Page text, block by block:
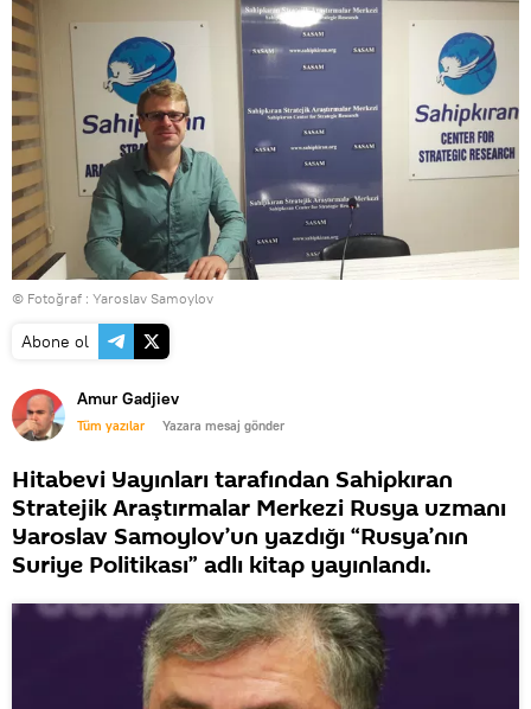
© Fotoğraf : Yaroslav Samoylov
Abone ol
Amur Gadjiev
Tüm yazılar Yazara mesaj gönder
Hitabevi Yayınları tarafından Sahipkıran
Stratejik Araştırmalar Merkezi Rusya uzmanı
Yaroslav Samoylov’un yazdığı “Rusya’nın
Suriye Politikası” adlı kitap yayınlandı.